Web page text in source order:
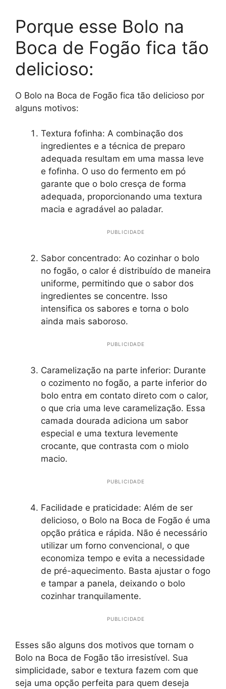
Porque esse Bolo na
Boca de Fogão fica tão
delicioso:
O Bolo na Boca de Fogão fica tão delicioso por
alguns motivos:
Textura fofinha: A combinação dos
ingredientes e a técnica de preparo
adequada resultam em uma massa leve
e fofinha. O uso do fermento em pó
garante que o bolo cresça de forma
adequada, proporcionando uma textura
macia e agradável ao paladar.
PUBLICIDADE
Sabor concentrado: Ao cozinhar o bolo
no fogão, o calor é distribuído de maneira
uniforme, permitindo que o sabor dos
ingredientes se concentre. Isso
intensifica os sabores e torna o bolo
ainda mais saboroso.
PUBLICIDADE
Caramelização na parte inferior: Durante
o cozimento no fogão, a parte inferior do
bolo entra em contato direto com o calor,
o que cria uma leve caramelização. Essa
camada dourada adiciona um sabor
especial e uma textura levemente
crocante, que contrasta com o miolo
macio.
PUBLICIDADE
Facilidade e praticidade: Além de ser
delicioso, o Bolo na Boca de Fogão é uma
opção prática e rápida. Não é necessário
utilizar um forno convencional, o que
economiza tempo e evita a necessidade
de pré-aquecimento. Basta ajustar o fogo
e tampar a panela, deixando o bolo
cozinhar tranquilamente.
PUBLICIDADE
Esses são alguns dos motivos que tornam o
Bolo na Boca de Fogão tão irresistível. Sua
simplicidade, sabor e textura fazem com que
seja uma opção perfeita para quem deseja